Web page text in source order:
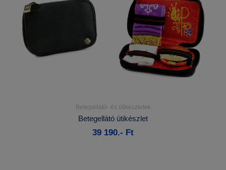
Kosárba
Betegellátó- és útikészletek
Betegellátó útikészlet
39 190.- Ft